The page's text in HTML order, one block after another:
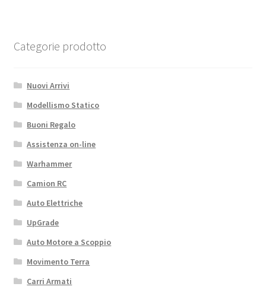
XB8
Categorie prodotto
Nuovi Arrivi
Modellismo Statico
Buoni Regalo
Assistenza on-line
Warhammer
Camion RC
Auto Elettriche
UpGrade
Auto Motore a Scoppio
Movimento Terra
Carri Armati